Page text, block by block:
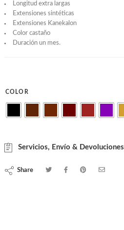
Longitud extra largas
Extensiones sintéticas
Extensiones Kanekalon
Color castaño
Duración un mes.
COLOR
Servicios, Envío & Devoluciones
Share